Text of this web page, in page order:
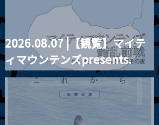
2026.08.07 |【観覧】マイテ
ィマウンテンズpresents.
“HALL-IN-ONE”